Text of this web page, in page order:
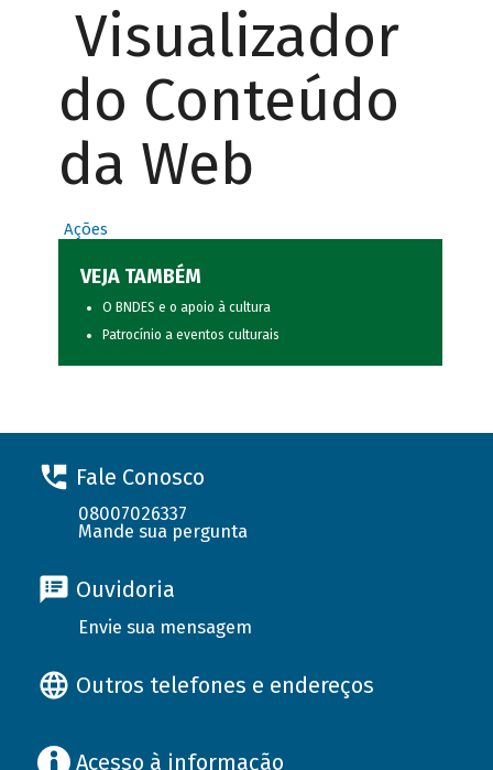
Visualizador
do Conteúdo
da Web
Ações
VEJA TAMBÉM
O BNDES e o apoio à cultura
Patrocínio a eventos culturais
Fale Conosco
08007026337
Mande sua pergunta
Ouvidoria
Envie sua mensagem
Outros telefones e endereços
Acesso à informação